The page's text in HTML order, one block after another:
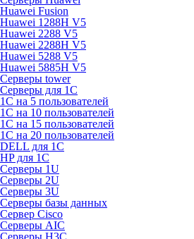
Huawei Fusion
Huawei 1288H V5
Huawei 2288 V5
Huawei 2288H V5
Huawei 5288 V5
Huawei 5885H V5
Серверы tower
Серверы для 1C
1С на 5 пользователей
1С на 10 пользователей
1С на 15 пользователей
1С на 20 пользователей
DELL для 1С
HP для 1С
Серверы 1U
Серверы 2U
Серверы 3U
Серверы базы данных
Сервер Cisco
Серверы AIC
Серверы H3C